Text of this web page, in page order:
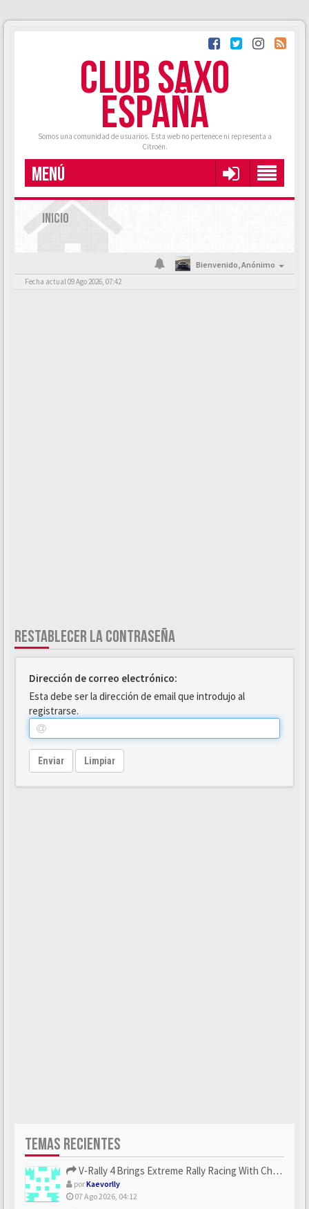
CLUB SAXO
ESPAÑA
Somos una comunidad de usuarios. Esta web no pertenece ni representa a
Citroën.
MENÚ
INICIO
Bienvenido,Anónimo
Fecha actual 09 Ago 2026, 07:42
RESTABLECER LA CONTRASEÑA
Dirección de correo electrónico:
Esta debe ser la dirección de email que introdujo al
registrarse.
Enviar Limpiar
TEMAS RECIENTES
V-Rally 4 Brings Extreme Rally Racing With Challenging Track...
porKaevorlly
07 Ago 2026, 04:12